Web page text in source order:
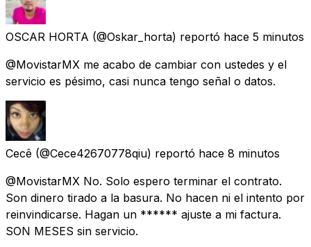
OSCAR HORTA (@Oskar_horta) reportó hace 5 minutos
@MovistarMX me acabo de cambiar con ustedes y el
servicio es pésimo, casi nunca tengo señal o datos.
Cecê (@Cece42670778qiu) reportó hace 8 minutos
@MovistarMX No. Solo espero terminar el contrato.
Son dinero tirado a la basura. No hacen ni el intento por
reinvindicarse. Hagan un ****** ajuste a mi factura.
SON MESES sin servicio.